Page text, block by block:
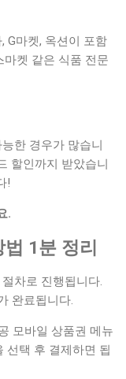
G마켓, 옥션이 포함
마켓 같은 식품 전문
한 경우가 많습니
할인까지 받았습니
!
.
1분 정리
차로 진행됩니다.
완료됩니다.
모바일 상품권 메뉴
선택 후 결제하면 됩